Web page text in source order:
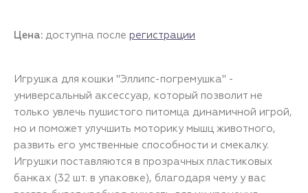
Цена: доступна после регистрации
Игрушка для кошки "Эллипс-погремушка" -
универсальный аксессуар, который позволит не
только увлечь пушистого питомца динамичной игрой,
но и поможет улучшить моторику мышц животного,
развить его умственные способности и смекалку.
Игрушки поставляются в прозрачных пластиковых
банках (32 шт. в упаковке), благодаря чему у вас